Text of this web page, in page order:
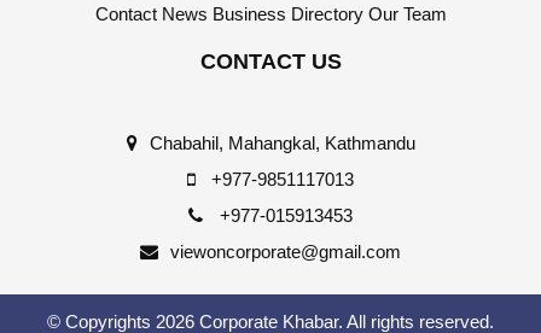
Contact News Business Directory Our Team
CONTACT US
Chabahil, Mahangkal, Kathmandu
+977-9851117013
+977-015913453
viewoncorporate@gmail.com
© Copyrights 2026 Corporate Khabar. All rights reserved.